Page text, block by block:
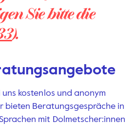
Sie bitte die
).
uns kostenlos und anonym
bieten Beratungsgespräche in
mit Dolmetscher:innen